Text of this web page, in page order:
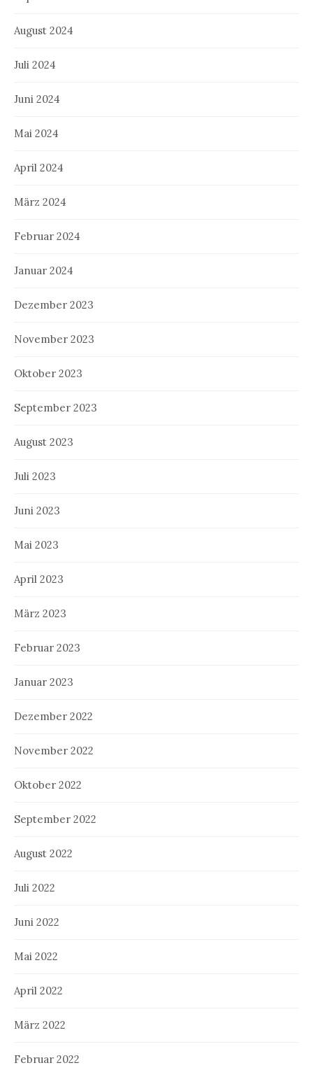
August 2024
Juli 2024
Juni 2024
Mai 2024
April 2024
März 2024
Februar 2024
Januar 2024
Dezember 2023
November 2023
Oktober 2023
September 2023
August 2023
Juli 2023
Juni 2023
Mai 2023
April 2023
März 2023
Februar 2023
Januar 2023
Dezember 2022
November 2022
Oktober 2022
September 2022
August 2022
Juli 2022
Juni 2022
Mai 2022
April 2022
März 2022
Februar 2022